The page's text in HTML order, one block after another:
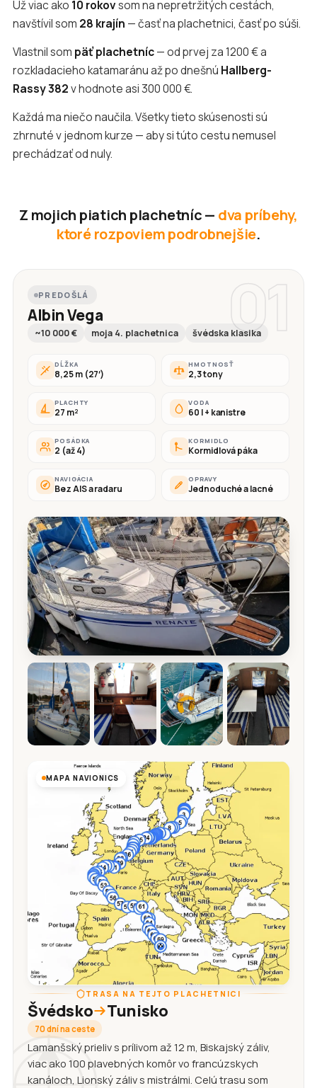
Už viac ako 10 rokovsom na nepretržitých cestách,
navštívil som 28 krajín — časť na plachetnici, časť po súši.
Vlastnil som päť plachetníc— od prvej za 1200 € a
rozkladacieho katamaránu až po dnešnú Hallberg-
Rassy 382v hodnote asi 300 000 €.
Každá ma niečo naučila. Všetky tieto skúsenosti sú
zhrnuté v jednom kurze — aby si túto cestu nemusel
prechádzať od nuly.
Z mojich piatich plachetníc — dva príbehy,
ktoré rozpoviem podrobnejšie.
01
PREDOŠLÁ
Albin Vega
~10 000 € moja 4. plachetnica švédska klasika
DĹŽKA
8,25 m (27′)
HMOTNOSŤ
2,3 tony
PLACHTY
27 m²
VODA
60 l + kanistre
POSÁDKA
2 (až 4)
KORMIDLO
Kormidlová páka
NAVIGÁCIA
Bez AIS a radaru
OPRAVY
Jednoduché a lacné
MAPA NAVIONICS
TRASA NA TEJTO PLACHETNICI
Švédsko Tunisko
70 dní na ceste
Lamanšský prieliv s prílivom až 12 m, Biskajský záliv,
viac ako 100 plavebných komôr vo francúzskych
kanáloch, Lionský záliv s mistrálmi. Celú trasu som